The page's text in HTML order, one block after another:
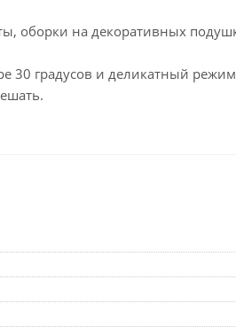
оборки на декоративных
градусов и деликатный